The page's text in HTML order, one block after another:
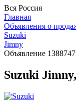
Вся Россия
Главная
Объявления о
Suzuki
Jimny
Объявление
Suzuki